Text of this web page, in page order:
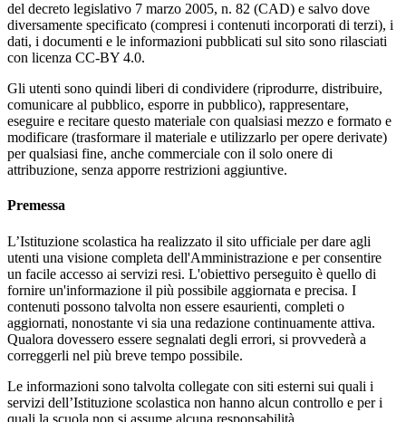
del decreto legislativo 7 marzo 2005, n. 82 (CAD) e salvo dove
diversamente specificato (compresi i contenuti incorporati di terzi), i
dati, i documenti e le informazioni pubblicati sul sito sono rilasciati
con licenza CC-BY 4.0.
Gli utenti sono quindi liberi di condividere (riprodurre, distribuire,
comunicare al pubblico, esporre in pubblico), rappresentare,
eseguire e recitare questo materiale con qualsiasi mezzo e formato e
modificare (trasformare il materiale e utilizzarlo per opere derivate)
per qualsiasi fine, anche commerciale con il solo onere di
attribuzione, senza apporre restrizioni aggiuntive.
Premessa
L’Istituzione scolastica ha realizzato il sito ufficiale per dare agli
utenti una visione completa dell'Amministrazione e per consentire
un facile accesso ai servizi resi. L'obiettivo perseguito è quello di
fornire un'informazione il più possibile aggiornata e precisa. I
contenuti possono talvolta non essere esaurienti, completi o
aggiornati, nonostante vi sia una redazione continuamente attiva.
Qualora dovessero essere segnalati degli errori, si provvederà a
correggerli nel più breve tempo possibile.
Le informazioni sono talvolta collegate con siti esterni sui quali i
servizi dell’Istituzione scolastica non hanno alcun controllo e per i
quali la scuola non si assume alcuna responsabilità.